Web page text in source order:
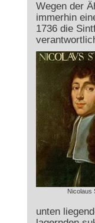
Wegen der
immerhin
1736 die
Nicolaus
unten